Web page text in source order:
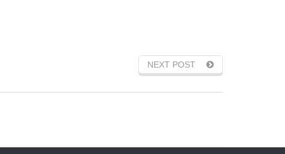
NEXT POST